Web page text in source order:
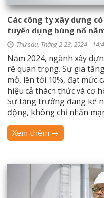
Các công ty xây dựng
tuyển dụng bùng nổ
Thứ sáu, Tháng 2 23, 2024 -
Năm 2024, ngành xây
rẽ quan trọng. Sự gia
mở, lên tới 10%, đạt mức
hiệu cả thách thức và cơ
Sự tăng trưởng đáng kể
động, không chỉ nhấn
Xem thêm →